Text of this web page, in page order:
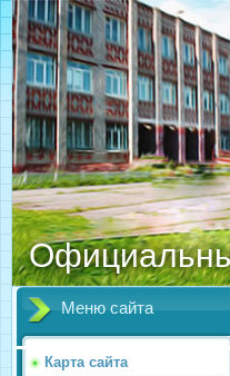
Меню сайта
Карта сайта